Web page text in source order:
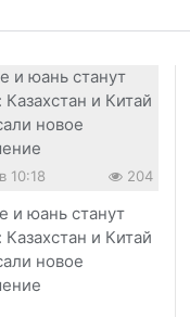
10:18 204
и юань станут
и Китай
новое